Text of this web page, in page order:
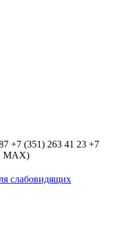
+7 (351) 263 41 23 +7
MAX)
слабовидящих